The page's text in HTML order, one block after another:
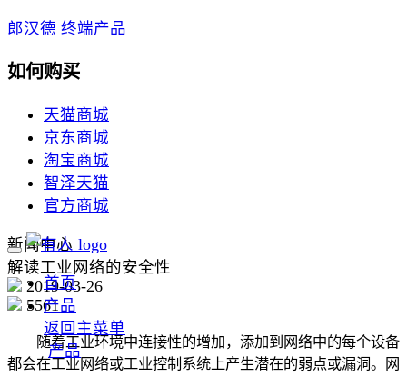
郎汉德 终端产品
如何购买
天猫商城
京东商城
淘宝商城
智泽天猫
官方商城
首页
产品
返回主菜单
产品
新闻中心
解读工业网络的安全性
2019-03-26
5561
随着工业环境中连接性的增加，添加到网络中的每个设备
都会在工业网络或工业控制系统上产生潜在的弱点或漏洞。网